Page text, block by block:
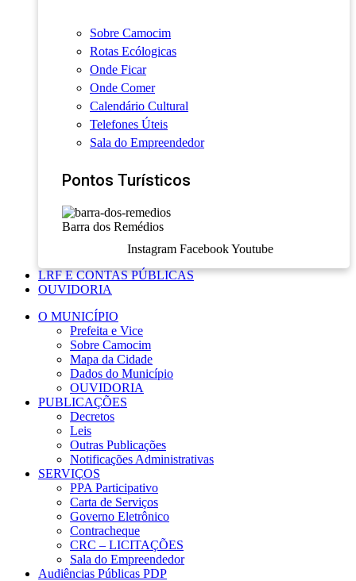
Sobre Camocim
Rotas Ecólogicas
Onde Ficar
Onde Comer
Calendário Cultural
Telefones Úteis
Sala do Empreendedor
Pontos Turísticos
Barra dos Remédios
Instagram Facebook Youtube
LRF E CONTAS PÚBLICAS
OUVIDORIA
O MUNICÍPIO
Prefeita e Vice
Sobre Camocim
Mapa da Cidade
Dados do Município
OUVIDORIA
PUBLICAÇÕES
Decretos
Leis
Outras Publicações
Notificações Administrativas
SERVIÇOS
PPA Participativo
Carta de Serviços
Governo Eletrônico
Contracheque
CRC – LICITAÇÕES
Sala do Empreendedor
Audiências Públicas PDP